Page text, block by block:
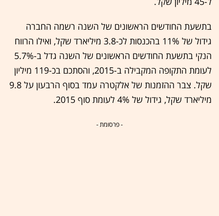
בתשעת החודשים הראשונים של השנה רשמה החברה
גידול של 11% בהכנסות לכ-3.8 מיליארד שקל, ואילו הרווח
הנקי בתשעת החודשים הראשונים של השנה גדל ב-5.7%
לעומת התקופה המקבילה ב-2015, והסתכם בכ-119 מיליון
שקל. צבר ההזמנות של אלקטרה עמד בסוף הרבעון על 9.8
מיליארד שקל, גידול של 4% לעומת סוף 2015.
- פרסומת -